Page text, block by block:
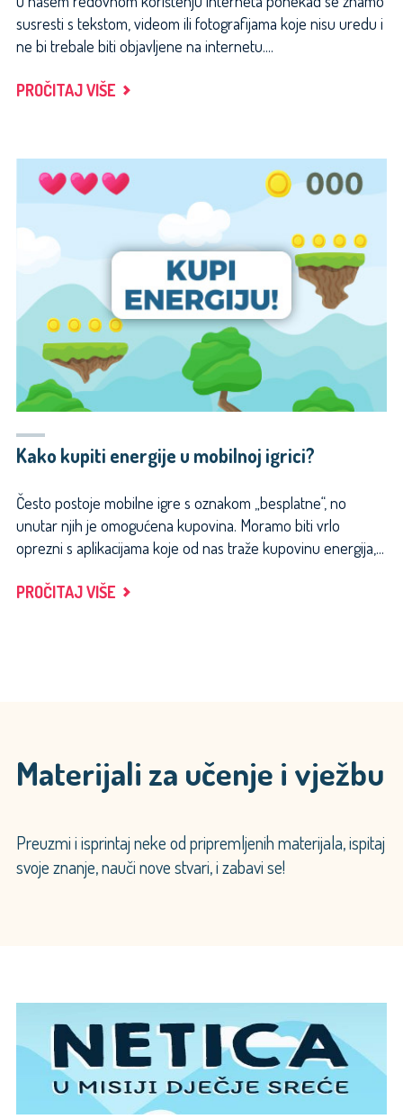
susresti s tekstom, videom ili fotografijama koje nisu uredu i
ne bi trebale biti objavljene na internetu....
PROČITAJ VIŠE "KAKO
I
KOMENTARE
NA
KOJIMA
SE
IZRUGUJU
MOJEM
PRIJATELJU?"
Kako kupiti energije u mobilnoj igrici?
Često postoje mobilne igre s oznakom „besplatne“, no
unutar njih je omogućena kupovina. Moramo biti vrlo
oprezni s aplikacijama koje od nas traže kupovinu energija,...
PROČITAJ VIŠE "KAKO
Materijali za učenje i vježbu
Preuzmi i isprintaj neke od pripremljenih materijala, ispitaj
svoje znanje, nauči nove stvari, i zabavi se!